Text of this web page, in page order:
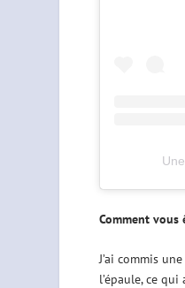
Comment vous
J’ai commis
l’épaule, ce